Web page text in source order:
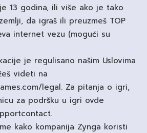
13 godina, ili više ako je tako
da igraš ili preuzmeš TOP
internet vezu (mogući su
je regulisano našim Uslovima
videti na
legal. Za pitanja o igri,
za podršku u igri ovde
kako kompanija Zynga koristi